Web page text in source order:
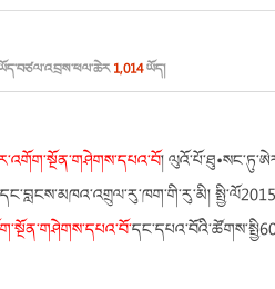
1,014ཡོད།
འགོག་སྔོན་གཤེགས་དཔའ་བོ།
སྔོན་གཤེགས་དཔའ་བོ་